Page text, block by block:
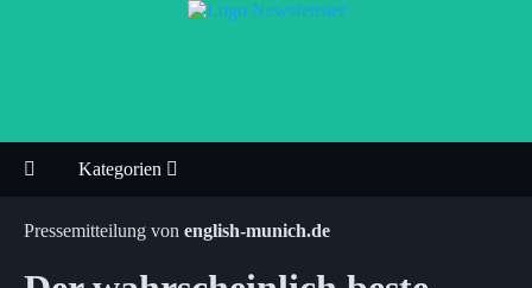
Kategorien
Pressemitteilung von english-munich.de